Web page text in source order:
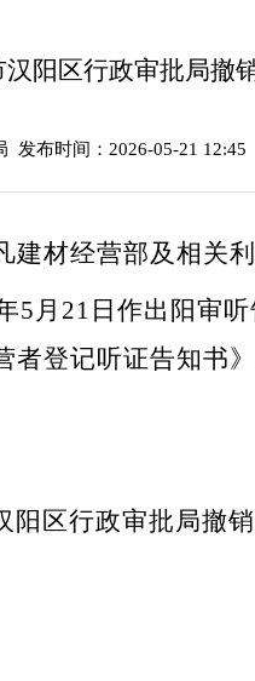
汉阳区行政审批局撤
发布时间：2026-05-21 12:45
建材经营部及相关利
5月21日作出阳审
者登记听证告知书
阳区行政审批局撤